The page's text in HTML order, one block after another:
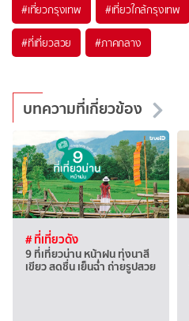
#เที่ยวกรุงเทพ #เที่ยวใกล้กรุงเทพ
#ที่เที่ยวสวย #ภาคกลาง
บทความที่เกี่ยวข้อง
# ที่เที่ยวดัง
9 ที่เที่ยวน่าน หน้าฝน ทุ่งนาสี
เขียว สดชื่น เย็นฉ่ำ ถ่ายรูปสวย